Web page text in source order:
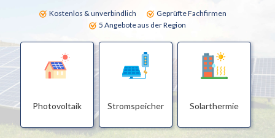
Kostenlos & unverbindlich
Geprüfte Fachfirmen
5 Angebote aus der Region
Photovoltaik Stromspeicher Solarthermie